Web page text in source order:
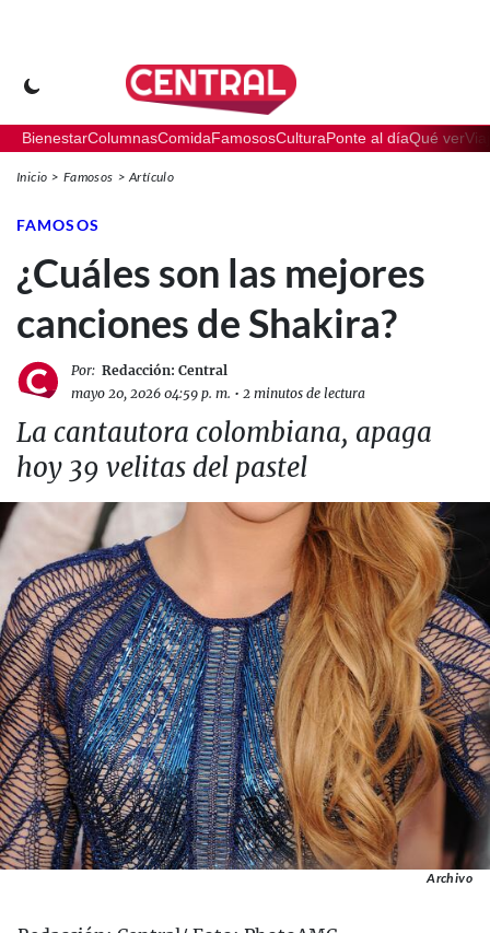
BienestarColumnasComidaFamososCulturaPonte al díaQué ver
Inicio Famosos Artículo
FAMOSOS
¿Cuáles son las mejores
canciones de Shakira?
Por: Redacción: Central
mayo 20, 2026 04:59 p. m. • 2 minutos de lectura
La cantautora colombiana, apaga
hoy 39 velitas del pastel
Archivo